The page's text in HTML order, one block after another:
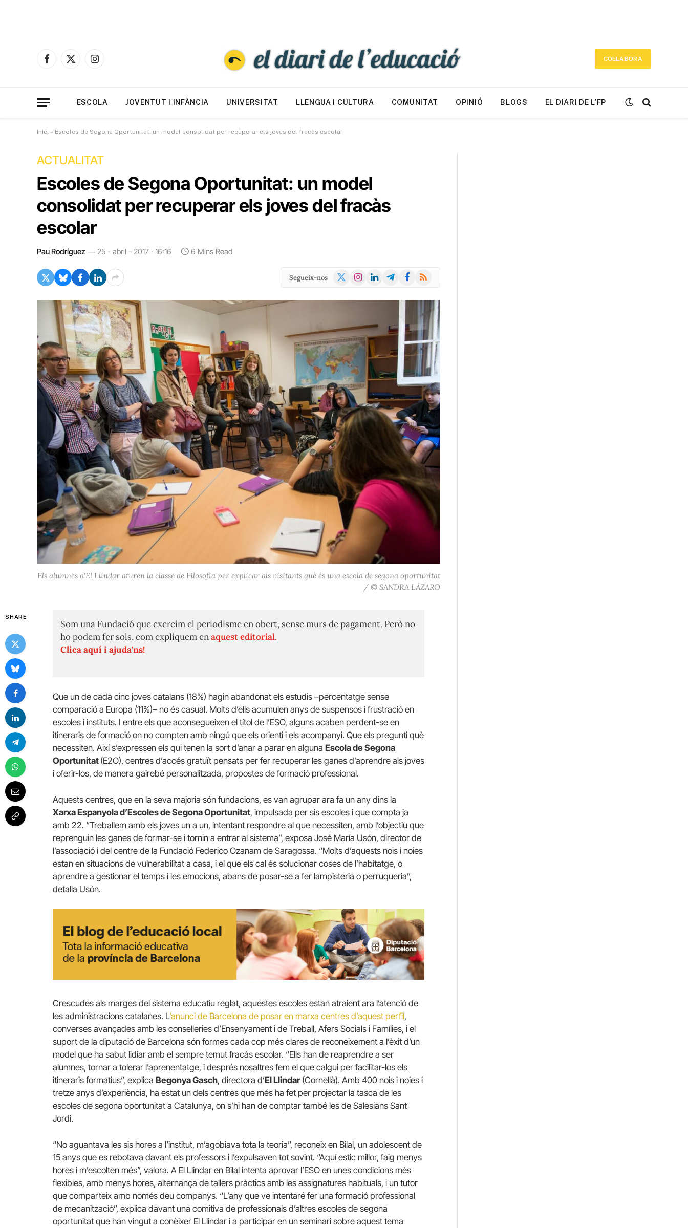
Facebook
X
Instagram
COL·LABORA
ESCOLA JOVENTUT I INFÀNCIA UNIVERSITAT LLENGUA I CULTURA COMUNITAT OPINIÓ BLOGS EL DIARI DE L’FP
Inici » Escoles de Segona Oportunitat: un model consolidat per recuperar els joves del fracàs escolar
ACTUALITAT
Escoles de Segona Oportunitat: un model
consolidat per recuperar els joves del fracàs
escolar
Pau Rodríguez 25 - abril - 2017 · 16:16 6 Mins Read
Segueix-nos
X
Instagram
LinkedInTelegramFacebook
RSS
Els alumnes d'El Llindar aturen la classe de Filosofia per explicar als visitants què és una escola de segona oportunitat
/ © SANDRA LÁZARO
SHARE
Som una Fundació que exercim el periodisme en obert, sense murs de pagament. Però no
ho podem fer sols, com expliquem enaquest editorial.
Clica aquí i ajuda'ns!
Que un de cada cinc joves catalans (18%) hagin abandonat els estudis –percentatge sense
comparació a Europa (11%)– no és casual. Molts d’ells acumulen anys de suspensos i frustració en
escoles i instituts. I entre els que aconsegueixen el títol de l’ESO, alguns acaben perdent-se en
itineraris de formació on no compten amb ningú que els orienti i els acompanyi. Que els pregunti què
necessiten. Així s’expressen els qui tenen la sort d’anar a parar en alguna Escola de Segona
Oportunitat (E2O), centres d’accés gratuït pensats per fer recuperar les ganes d’aprendre als joves
i oferir-los, de manera gairebé personalitzada, propostes de formació professional.
Aquests centres, que en la seva majoria són fundacions, es van agrupar ara fa un any dins la
XarxaEspanyola d’Escoles de Segona Oportunitat, impulsada per sis escoles i que compta ja
amb 22. “Treballem amb els joves un a un, intentant respondre al que necessiten, amb l’objectiu que
reprenguin les ganes de formar-se i tornin a entrar al sistema”, exposa José María Usón, director de
l’associació i del centre de la Fundació Federico Ozanam de Saragossa. “Molts d’aquests nois i noies
estan en situacions de vulnerabilitat a casa, i el que els cal és solucionar coses de l’habitatge, o
aprendre a gestionar el temps i les emocions, abans de posar-se a fer lampisteria o perruqueria”,
detalla Usón.
Crescudes als marges del sistema educatiu reglat, aquestes escoles estan atraient ara l’atenció de
les administracions catalanes. L’anunci de Barcelona de posar en marxa centres d’aquest perfil,
converses avançades amb les conselleries d’Ensenyament i de Treball, Afers Socials i Famílies, i el
suport de la diputació de Barcelona són formes cada cop més clares de reconeixement a l’èxit d’un
model que ha sabut lidiar amb el sempre temut fracàs escolar. “Ells han de reaprendre a ser
alumnes, tornar a tolerar l’aprenentatge, i després nosaltres fem el que calgui per facilitar-los els
itineraris formatius”, explica Begonya Gasch, directora d’El Llindar(Cornellà). Amb 400 nois i noies i
tretze anys d’experiència, ha estat un dels centres que més ha fet per projectar la tasca de les
escoles de segona oportunitat a Catalunya, on s’hi han de comptar també les de Salesians Sant
Jordi.
“No aguantava les sis hores a l’institut, m’agobiava tota la teoria”, reconeix en Bilal, un adolescent de
15 anys que es rebotava davant els professors i l’expulsaven tot sovint. “Aquí estic millor, faig menys
hores i m’escolten més”, valora. A El Llindar en Bilal intenta aprovar l’ESO en unes condicions més
flexibles, amb menys hores, alternança de tallers pràctics amb les assignatures habituals, i un tutor
que comparteix amb només deu companys. “L’any que ve intentaré fer una formació professional
de mecanització”, explica davant una comitiva de professionals d’altres escoles de segona
oportunitat que han vingut a conèixer El Llindar i a participar en un seminari sobre aquest tema